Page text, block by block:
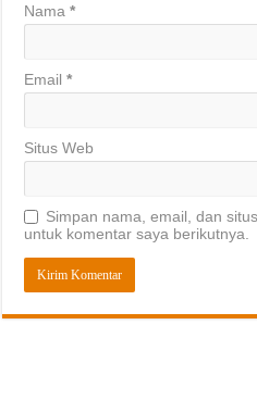
Nama*
Email*
Situs Web
Simpan nama, email, dan
untuk komentar saya berikutnya.